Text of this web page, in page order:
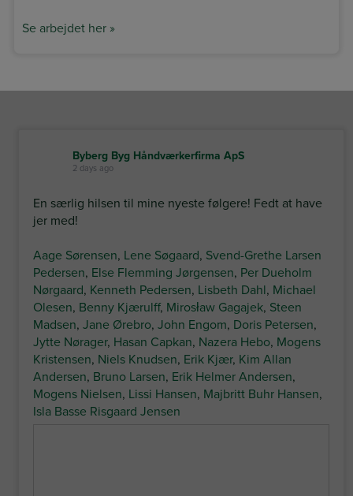
Se arbejdet her »
Byberg Byg Håndværkerfirma ApS
2 days ago
En særlig hilsen til mine nyeste følgere! Fedt at have
jer med!
Aage Sørensen, Lene Søgaard, Svend-Grethe Larsen
Pedersen, Else Flemming Jørgensen, Per Dueholm
Nørgaard, Kenneth Pedersen, Lisbeth Dahl, Michael
Olesen, Benny Kjærulff, Mirosław Gagajek, Steen
Madsen,Jane Ørebro,John Engom, Doris Petersen,
Jytte Nørager, Hasan Capkan, Nazera Hebo, Mogens
Kristensen, Niels Knudsen, Erik Kjær, Kim Allan
Andersen, Bruno Larsen, Erik Helmer Andersen,
Mogens Nielsen, Lissi Hansen, Majbritt Buhr Hansen,
Isla Basse Risgaard Jensen